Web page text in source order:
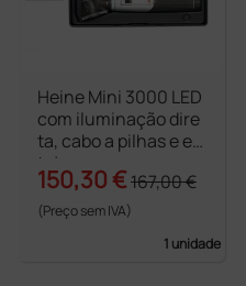
Heine Mini 3000 LED
com iluminação dire
ta, cabo a pilhas e es
tojo
150,30 €167,00 €
(Preço sem IVA)
1 unidade